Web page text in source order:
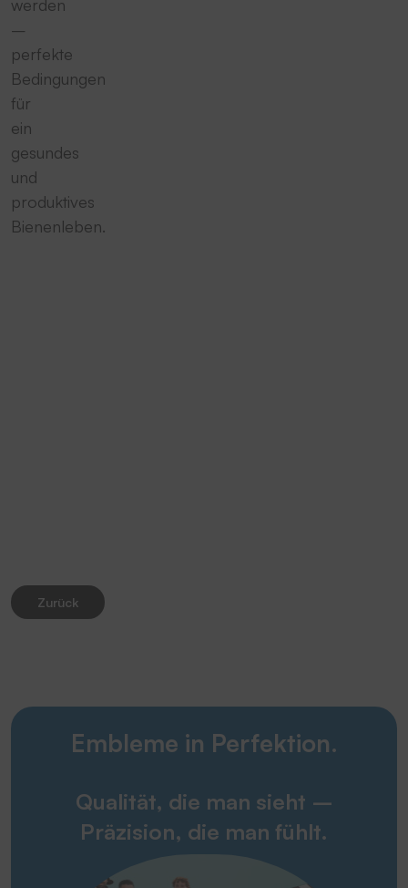
werden
–
perfekte
Bedingungen
für
ein
gesundes
und
produktives
Bienenleben.
Zurück
Embleme in Perfektion.
Qualität, die man sieht –
Präzision, die man fühlt.